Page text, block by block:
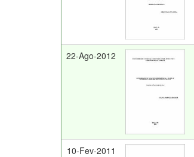
22-Ago-2012
10-Fev-2011